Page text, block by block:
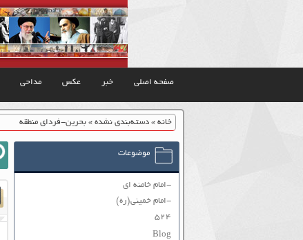
صفحه اصلی خبر عکس مداحی
خانه» دسته‌بندی نشده» بحرین-فردای منطقه
موضوعات
-امام خامنه ای
-امام خمینی(ره)
۵۲۴
Blog